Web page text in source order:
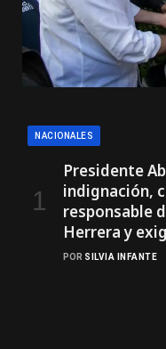
NACIONALES
Presidente
indignación,
responsable
Herrera y
POR SILVIA INFANTE